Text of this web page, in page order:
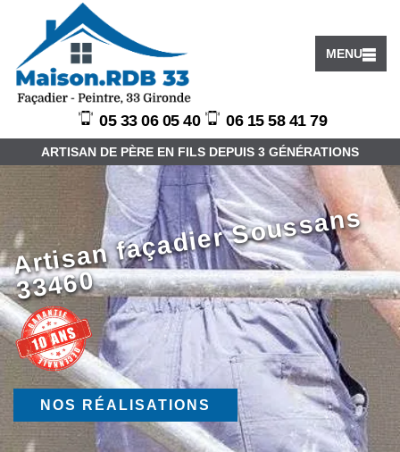
MENU
05 33 06 05 40 06 15 58 41 79
ARTISAN DE PÈRE EN FILS DEPUIS 3 GÉNÉRATIONS
Arti
s
a
n f
a
ç
a
di
er
S
o
u
s
s
a
n
s
3
3
4
6
0
NOS RÉALISATIONS